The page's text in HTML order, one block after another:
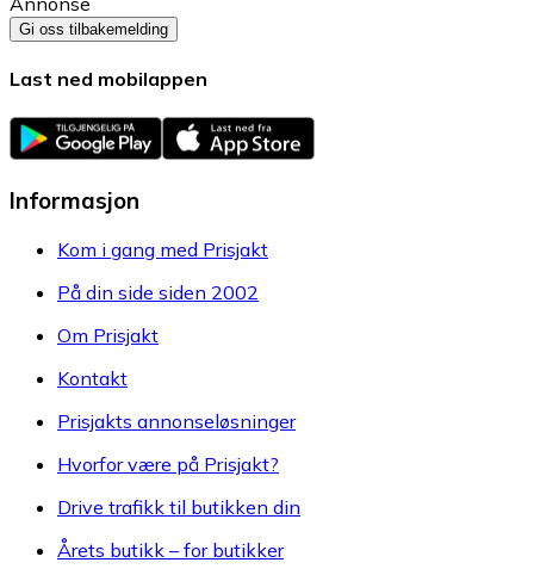
Gi oss tilbakemelding
Last ned mobilappen
Informasjon
Kom i gang med Prisjakt
På din side siden 2002
Om Prisjakt
Kontakt
Prisjakts annonseløsninger
Hvorfor være på Prisjakt?
Drive trafikk til butikken din
Årets butikk – for butikker